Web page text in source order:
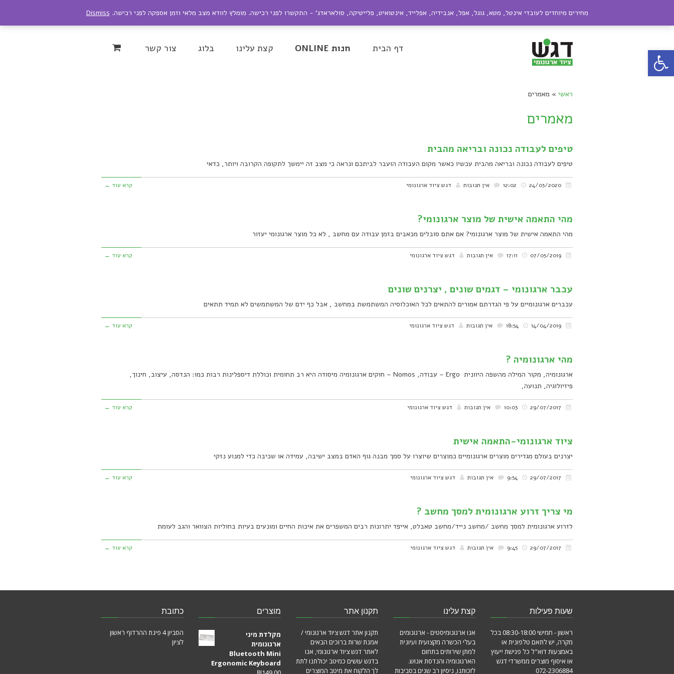
פתח סרגל נגישות
072-2306884
|
050-9909089
nir@dagesh.co.il
Facebook
Twitter
Google+
YouTube
Instagram
דף הבית חנות ONLINE קצת עלינו בלוג צור קשר
ראשי » מאמרים
מאמרים
טיפים לעבודה נכונה ובריאה מהבית
טיפים לעבודה נכונה ובריאה מהבית עכשיו כאשר מקום העבודה הועבר לביתכם ונראה כי מצב זה יימשך לתקופה הקרובה ויותר, כדאי
אין תגובות דגש ציוד ארגונומי קרא עוד ←
מהי התאמה אישית של מוצר ארגונומי?
מהי התאמה אישית של מוצר ארגונומי? אם אתם סובלים מכאבים בזמן עבודה עם מחשב , לא כל מוצר ארגונומי יעזור
אין תגובות דגש ציוד ארגונומי קרא עוד ←
עכבר ארגונומי – דגמים שונים , יצרנים שונים
עכברים ארגונומיים על פי הגדרתם אמורים להתאים לכל האוכלוסיה המשתמשת במחשב , אבל כף ידם של המשתמשים לא תמיד תתאים
אין תגובות דגש ציוד ארגונומי קרא עוד ←
מהי ארגונומיה ?
ארגונומיה, מקור המילה מהשפה היוונית Ergo – עבודה, Nomos – חוקים ארגונומיה מיסודה היא רב תחומית וכוללת דיספלינות רבות כמו: הנדסה, עיצוב, חינוך,
פיזיולוגיה, תנועה,
אין תגובות דגש ציוד ארגונומי קרא עוד ←
ציוד ארגונומי-התאמה אישית
יצרנים בעולם מגדירים מוצרים ארגונומיים כמוצרים שיוצרו על סמך מבנה גוף האדם במצב ישיבה, עמידה או שכיבה כדי למנוע נזקי
אין תגובות דגש ציוד ארגונומי קרא עוד ←
מי צריך זרוע ארגונומית למסך מחשב ?
לזרוע ארגונומית למסך מחשב /מחשב נייד/מחשב טאבלט, אייפד יתרונות רבים המשפרים את איכות החיים ומונעים בעיות בחוליות הצוואר והגב לעומת
אין תגובות דגש ציוד ארגונומי קרא עוד ←
שעות פעילות
ראשון - חמישי 08:30-18:00 בכל
מקרה, יש לתאם טלפונית או
באמצעות דוא"ל כל פגישת ייעוץ
או איסוף מוצרים ממשרדי דגש
072-2306884
קצת עלינו
אנו ארגונומיסטים - ארגונומים
בעלי הכשרה מקצועית ועיונית
למתן שירותים בתחום
הארגונומיה והנדסת אנוש.
לזכותנו, ניסיון רב שנים בסביבות
תקנון אתר
תקנון אתר דגש ציוד ארגונומי /
אמנת שרות ברוכים הבאים
לאתר דגש ציוד ארגונומי, אנו
בדגש עושים כמיטב יכולתנו לתת
לך הלקוח את מיטב המוצרים
מוצרים
מקלדת מיני
ארגונומית
Bluetooth Mini
Ergonomic Keyboard
כתובת
הסביון 4 פינת ההרדוף ראשון
לציון
מחירים מיוחדים לעובדי אינטל, מטא, גוגל, אפל, אנבידיה, אפלייד, אינטואיט, פלייטיקה, סולאראדג' - התקשרו לפני רכישה. מומלץ לוודא מצב מלאי וזמן אספקה לפני רכישה. Dismiss